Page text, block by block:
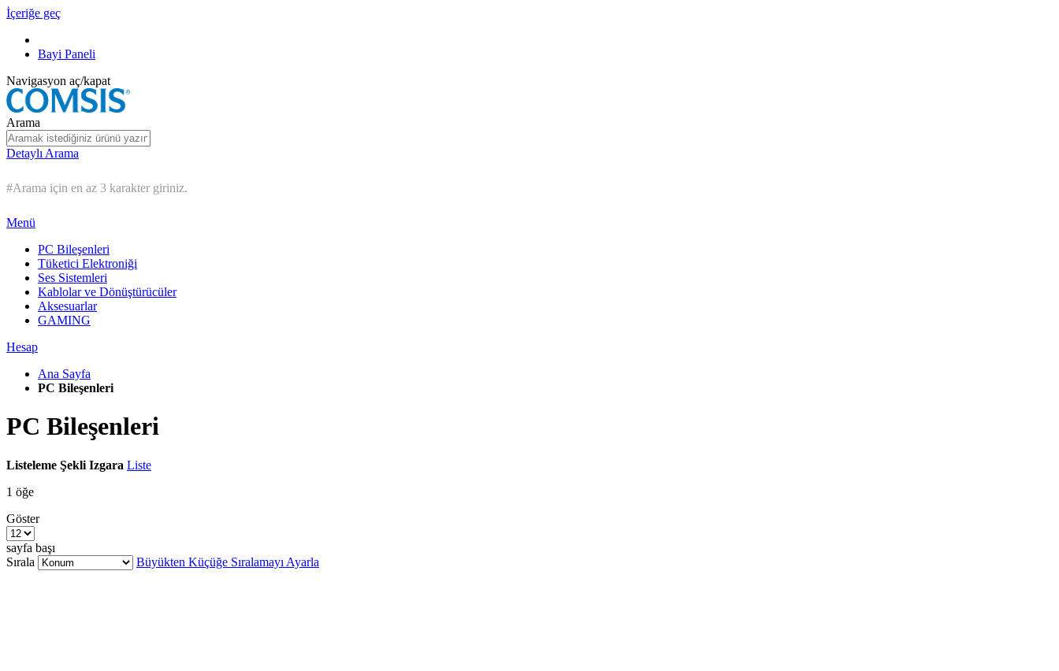
İçeriğe geç
Bayi Paneli
Navigasyon aç/kapat
Arama
Detaylı Arama
#Arama için en az 3 karakter giriniz.
Menü
PC Bileşenleri
Tüketici Elektroniği
Ses Sistemleri
Kablolar ve Dönüştürücüler
Aksesuarlar
GAMING
Hesap
Ana Sayfa
PC Bileşenleri
PC Bileşenleri
Listeleme Şekli Izgara Liste
1 öğe
Göster
sayfa başı
Sırala
Büyükten Küçüğe Sıralamayı Ayarla